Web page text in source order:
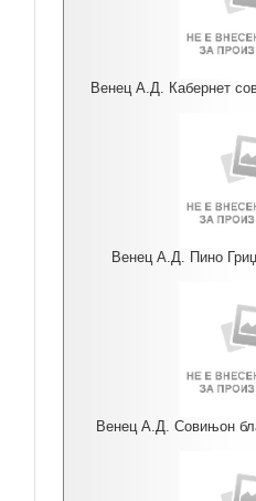
Венец А.Д. Кабернет
Венец А.Д. Пино
Венец А.Д. Совињон